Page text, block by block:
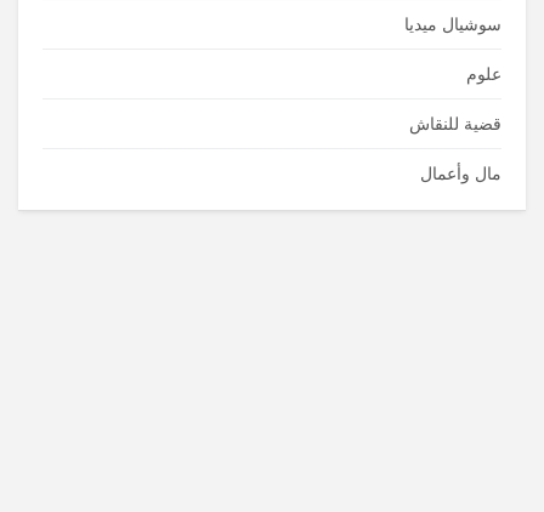
سوشيال ميديا
علوم
قضية للنقاش
مال وأعمال